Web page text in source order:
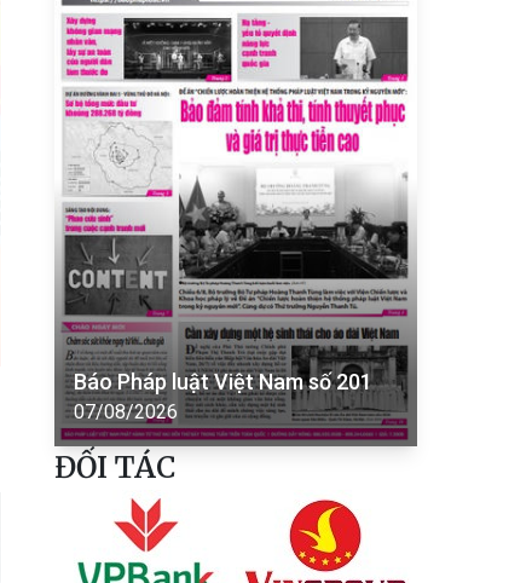
Báo Pháp luật Việt Nam số 201
07/08/2026
ĐỐI TÁC